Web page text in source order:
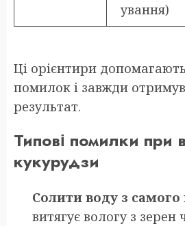
ування)
Ці орієнтири
помилок і завжди
результат.
Типові помилки при
кукурудзи
Солити воду з самого
витягує вологу з зерен